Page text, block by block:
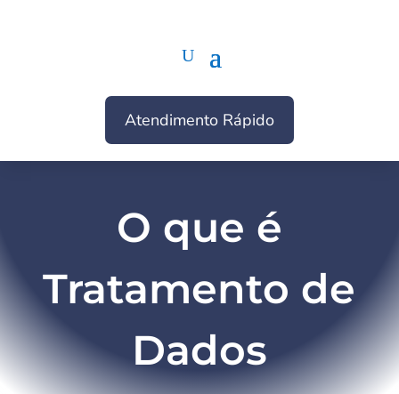
Atendimento Rápido
O que é
Tratamento de
Dados